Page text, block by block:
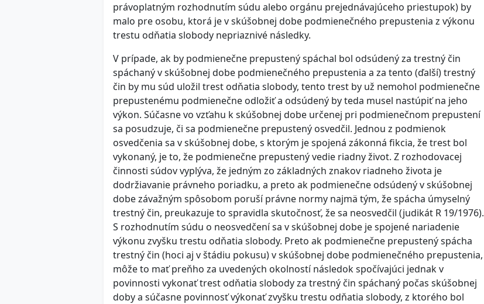
právoplatným rozhodnutím súdu alebo orgánu prejednávajúceho priestupok) by
malo pre osobu, ktorá je v skúšobnej dobe podmienečného prepustenia z výkonu
trestu odňatia slobody nepriaznivé následky.
V prípade, ak by podmienečne prepustený spáchal bol odsúdený za trestný čin
spáchaný v skúšobnej dobe podmienečného prepustenia a za tento (ďalší) trestný
čin by mu súd uložil trest odňatia slobody, tento trest by už nemohol podmienečne
prepustenému podmienečne odložiť a odsúdený by teda musel nastúpiť na jeho
výkon. Súčasne vo vzťahu k skúšobnej dobe určenej pri podmienečnom prepustení
sa posudzuje, či sa podmienečne prepustený osvedčil. Jednou z podmienok
osvedčenia sa v skúšobnej dobe, s ktorým je spojená zákonná fikcia, že trest bol
vykonaný, je to, že podmienečne prepustený vedie riadny život. Z rozhodovacej
činnosti súdov vyplýva, že jedným zo základných znakov riadneho života je
dodržiavanie právneho poriadku, a preto ak podmienečne odsúdený v skúšobnej
dobe závažným spôsobom poruší právne normy najmä tým, že spácha úmyselný
trestný čin, preukazuje to spravidla skutočnosť, že sa neosvedčil (judikát R 19/1976).
S rozhodnutím súdu o neosvedčení sa v skúšobnej dobe je spojené nariadenie
výkonu zvyšku trestu odňatia slobody. Preto ak podmienečne prepustený spácha
trestný čin (hoci aj v štádiu pokusu) v skúšobnej dobe podmienečného prepustenia,
môže to mať preňho za uvedených okolností následok spočívajúci jednak v
povinnosti vykonať trest odňatia slobody za trestný čin spáchaný počas skúšobnej
doby a súčasne povinnosť výkonať zvyšku trestu odňatia slobody, z ktorého bol